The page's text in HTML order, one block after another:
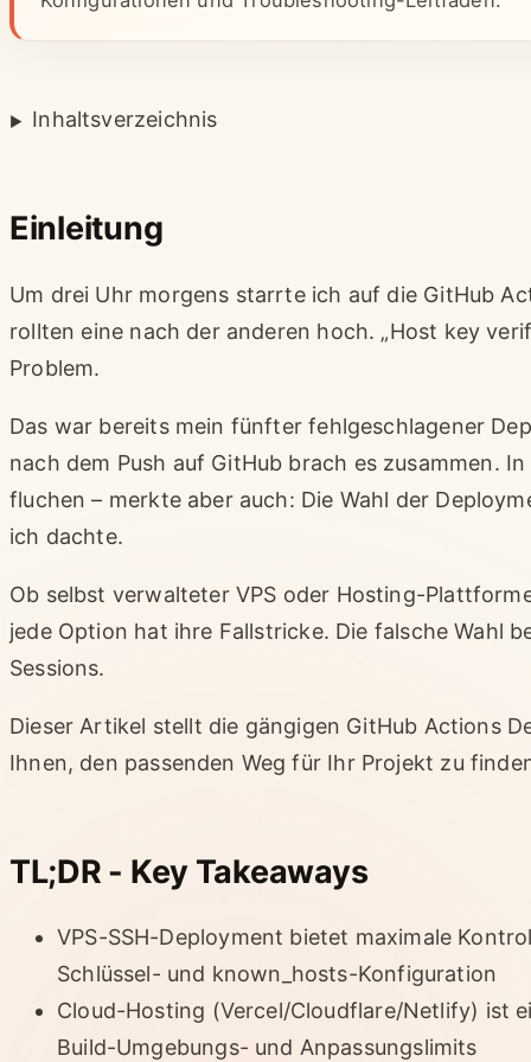
Inhaltsverzeichnis
Einleitung
Um drei Uhr morgens starrte ich auf die GitHub
rollten eine nach der anderen hoch. „Host key
Problem.
Das war bereits mein fünfter fehlgeschlagener
nach dem Push auf GitHub brach es zusammen.
fluchen – merkte aber auch: Die Wahl der
ich dachte.
Ob selbst verwalteter VPS oder Hosting-
jede Option hat ihre Fallstricke. Die falsche Wahl
Sessions.
Dieser Artikel stellt die gängigen GitHub Actions
Ihnen, den passenden Weg für Ihr Projekt zu
TL;DR - Key Takeaways
VPS-SSH-Deployment bietet maximale
Schlüssel- und known_hosts-Konfiguration
Cloud-Hosting (Vercel/Cloudflare/Netlify) ist
Build-Umgebungs- und Anpassungslimits